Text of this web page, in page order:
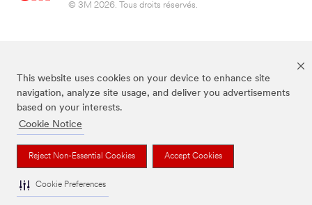
This website uses cookies on your device to enhance site
navigation, analyze site usage, and deliver you advertisements
based on your interests.
Cookie Notice
Reject Non-Essential Cookies Accept Cookies
Cookie Preferences
© 3M 2026. Tous droits réservés.
de 3M.